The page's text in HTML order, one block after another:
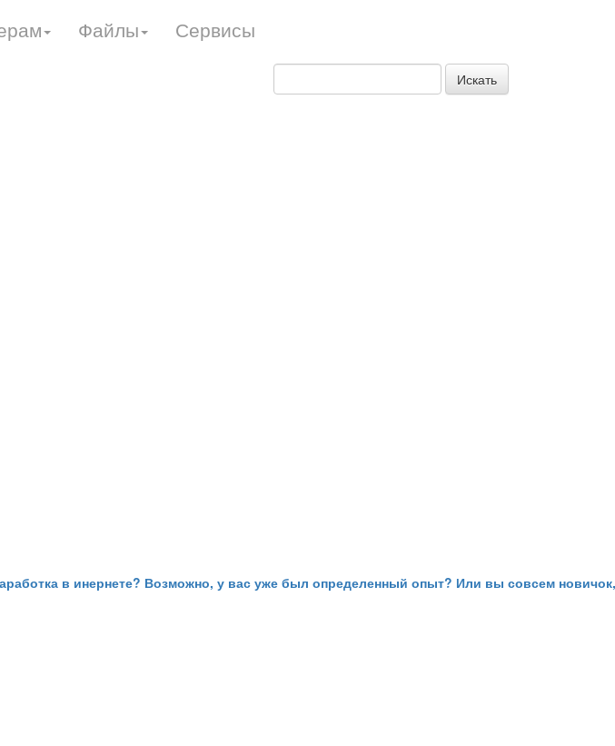
Файлы Сервисы
Искать
в инернете? Возможно, у вас уже был определенный опыт? Или вы совсем новичок,